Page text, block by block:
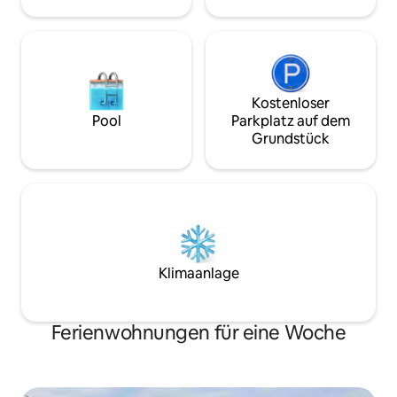
Memorial Day Wochenende Bitte keine
Dollar für ein
Pool
Kostenloser
Parkplatz auf dem
Grundstück
Klimaanlage
Ferienwohnungen für eine Woche